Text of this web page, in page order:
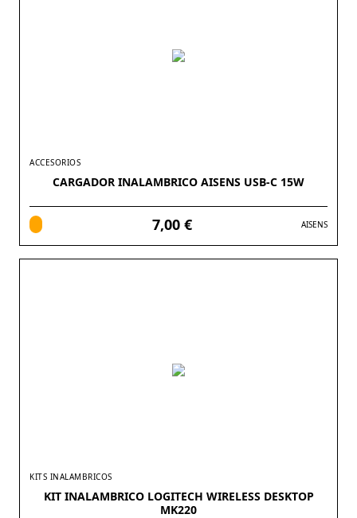
ACCESORIOS
CARGADOR INALAMBRICO AISENS USB-C 15W
7,00 € AISENS
KITS INALAMBRICOS
KIT INALAMBRICO LOGITECH WIRELESS DESKTOP
MK220